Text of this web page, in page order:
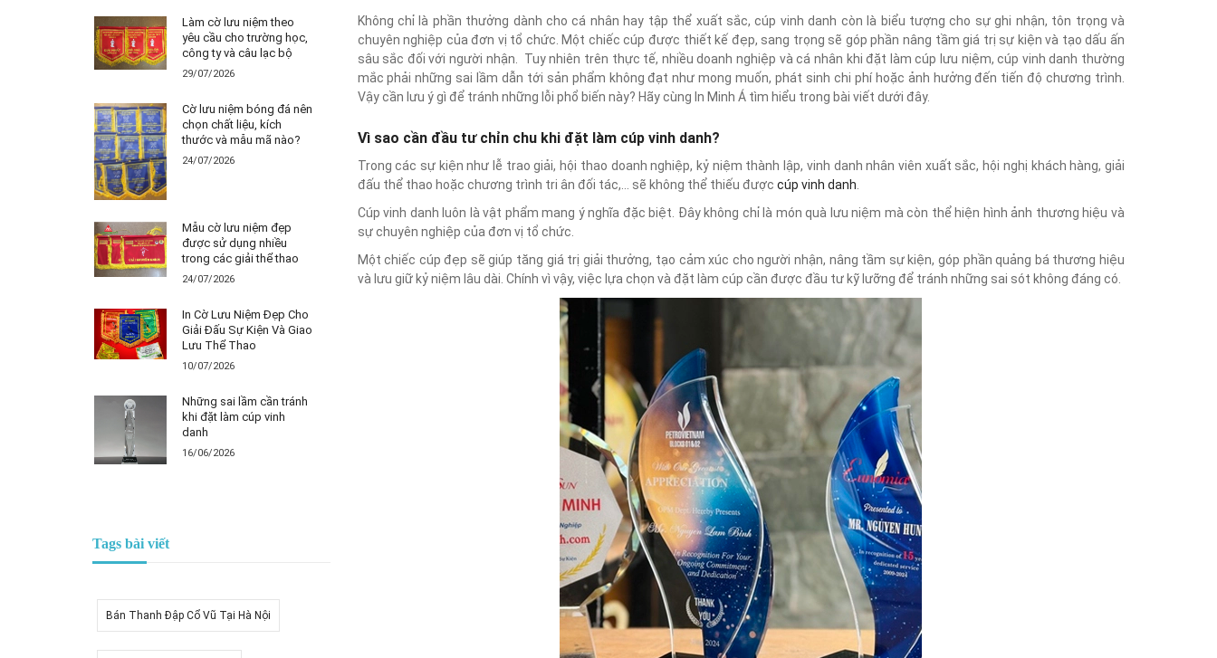
Làm cờ lưu niệm theo
yêu cầu cho trường học,
công ty và câu lạc bộ
29/07/2026
Cờ lưu niệm bóng đá nên
chọn chất liệu, kích
thước và mẫu mã nào?
24/07/2026
Mẫu cờ lưu niệm đẹp
được sử dụng nhiều
trong các giải thể thao
24/07/2026
In Cờ Lưu Niệm Đẹp Cho
Giải Đấu Sự Kiện Và Giao
Lưu Thể Thao
10/07/2026
Những sai lầm cần tránh
khi đặt làm cúp vinh
danh
16/06/2026
Tags bài viết
Bán Thanh Đập Cổ Vũ Tại Hà Nội
Không chỉ là phần thưởng dành cho cá nhân hay tập thể xuất sắc, cúp vinh danh còn là biểu tượng cho sự ghi nhận, tôn trọng và
chuyên nghiệp của đơn vị tổ chức. Một chiếc cúp được thiết kế đẹp, sang trọng sẽ góp phần nâng tầm giá trị sự kiện và tạo dấu ấn
sâu sắc đối với người nhận. Tuy nhiên trên thực tế, nhiều doanh nghiệp và cá nhân khi đặt làm cúp lưu niệm, cúp vinh danh thường
mắc phải những sai lầm dẫn tới sản phẩm không đạt như mong muốn, phát sinh chi phí hoặc ảnh hưởng đến tiến độ chương trình.
Vậy cần lưu ý gì để tránh những lỗi phổ biến này? Hãy cùng In Minh Á tìm hiểu trong bài viết dưới đây.
Vì sao cần đầu tư chỉn chu khi đặt làm cúp vinh danh?
Trong các sự kiện như lễ trao giải, hội thao doanh nghiệp, kỷ niệm thành lập, vinh danh nhân viên xuất sắc, hội nghị khách hàng, giải
đấu thể thao hoặc chương trình tri ân đối tác,… sẽ không thể thiếu được cúp vinh danh
Cúp vinh danh luôn là vật phẩm mang ý nghĩa đặc biệt. Đây không chỉ là món quà lưu niệm mà còn thể hiện hình ảnh thương hiệu và
sự chuyên nghiệp của đơn vị tổ chức.
Một chiếc cúp đẹp sẽ giúp tăng giá trị giải thưởng, tạo cảm xúc cho người nhận, nâng tầm sự kiện, góp phần quảng bá thương hiệu
và lưu giữ kỷ niệm lâu dài. Chính vì vậy, việc lựa chọn và đặt làm cúp cần được đầu tư kỹ lưỡng để tránh những sai sót không đáng có.